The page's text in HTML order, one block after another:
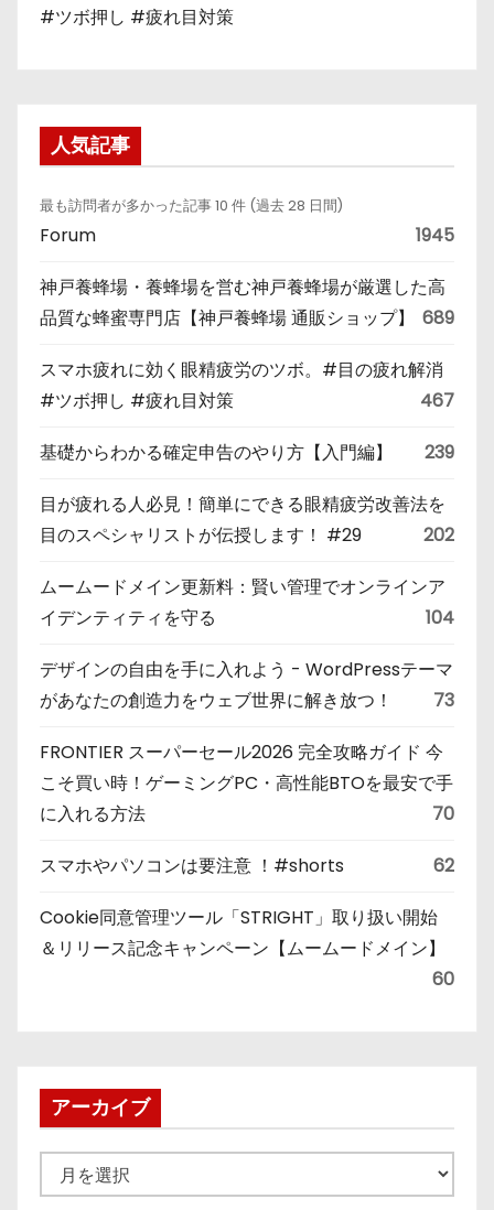
#ツボ押し #疲れ目対策
人気記事
最も訪問者が多かった記事 10 件 (過去 28 日間)
Forum 1945
神戸養蜂場・養蜂場を営む神戸養蜂場が厳選した高
品質な蜂蜜専門店【神戸養蜂場 通販ショップ】
689
スマホ疲れに効く眼精疲労のツボ。#目の疲れ解消
#ツボ押し #疲れ目対策
467
基礎からわかる確定申告のやり方【入門編】 239
目が疲れる人必見！簡単にできる眼精疲労改善法を
目のスペシャリストが伝授します！ #29
202
ムームードメイン更新料：賢い管理でオンラインア
イデンティティを守る
104
デザインの自由を手に入れよう - WordPressテーマ
があなたの創造力をウェブ世界に解き放つ！
73
FRONTIER スーパーセール2026 完全攻略ガイド 今
こそ買い時！ゲーミングPC・高性能BTOを最安で手
に入れる方法
70
スマホやパソコンは要注意 ！#shorts 62
Cookie同意管理ツール「STRIGHT」取り扱い開始
＆リリース記念キャンペーン【ムームードメイン】
60
アーカイブ
ー